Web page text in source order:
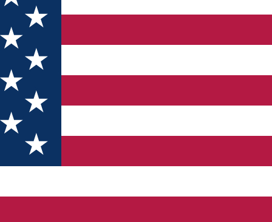
public a produselor specifice sărbătorilor
Public a deschis sesiunea de programări și